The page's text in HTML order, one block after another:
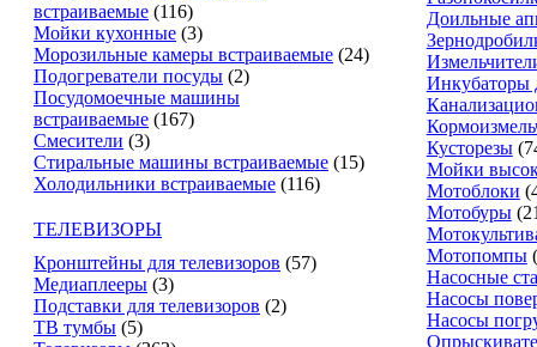
встраиваемые (116)
Мойки кухонные (3)
Морозильные камеры встраиваемые (24)
Подогреватели посуды (2)
Посудомоечные машины
встраиваемые (167)
Смесители (3)
Стиральные машины встраиваемые (15)
Холодильники встраиваемые (116)
ТЕЛЕВИЗОРЫ
Кронштейны для телевизоров (57)
Медиаплееры (3)
Подставки для телевизоров (2)
ТВ тумбы (5)
Доильные
Инкубаторы
Кусторезы
Мойки
Мотоблоки
Мотобуры
Мотопомпы
Насосные
Насосы
Насосы